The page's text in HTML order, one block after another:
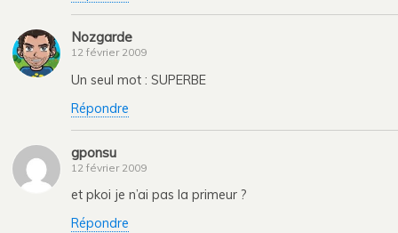
Nozgarde
12 février 2009
Un seul mot : SUPERBE
Répondre
gponsu
12 février 2009
et pkoi je n’ai pas la primeur ?
Répondre